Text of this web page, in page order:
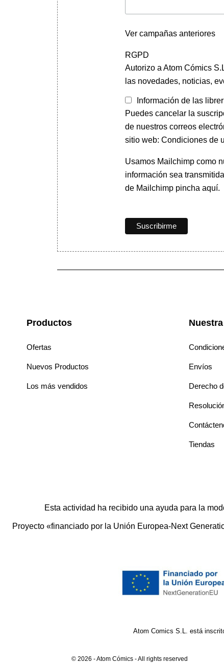
Ver campañas anteriores
RGPD
Autorizo a Atom Cómics
las novedades, noticias,
Información de las
Puedes cancelar la
de nuestros correos
sitio web: Condiciones de
Usamos Mailchimp como
información sea
de Mailchimp pincha aquí.
Productos
Ofertas
Nuevos Productos
Los más vendidos
Envíos
Derecho
Tiendas
Esta actividad ha recibido una ayuda para la
Proyecto «financiado por la Unión Europea-Next
Atom Comics S.L. está
© 2026 - Atom Cómics - All rights reserved